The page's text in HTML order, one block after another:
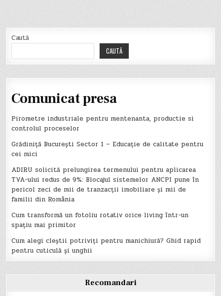
Caută
CAUTĂ
Comunicat presa
Pirometre industriale pentru mentenanta, productie si
controlul proceselor
Grădiniță București Sector 1 – Educație de calitate pentru
cei mici
ADIRU solicită prelungirea termenului pentru aplicarea
TVA-ului redus de 9%: Blocajul sistemelor ANCPI pune în
pericol zeci de mii de tranzacții imobiliare și mii de
familii din România
Cum transformă un fotoliu rotativ orice living într-un
spațiu mai primitor
Cum alegi cleștii potriviți pentru manichiură? Ghid rapid
pentru cuticulă și unghii
Recomandari